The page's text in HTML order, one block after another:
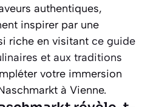
authentiques,
inspirer par une
riche en visitant ce guide
et aux traditions
votre immersion
à Vienne.